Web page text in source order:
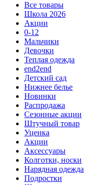
Все товары
Школа 2026
Акции
0-12
Мальчики
Девочки
Теплая одежда
end2end
Детский сад
Нижнее белье
Новинки
Распродажа
Сезонные акции
Штучный товар
Уценка
Акции
Аксессуары
Колготки, носки
Нарядная одежда
Подростки